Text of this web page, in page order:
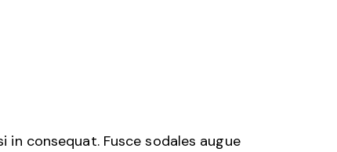
consequat. Fusce sodales augue